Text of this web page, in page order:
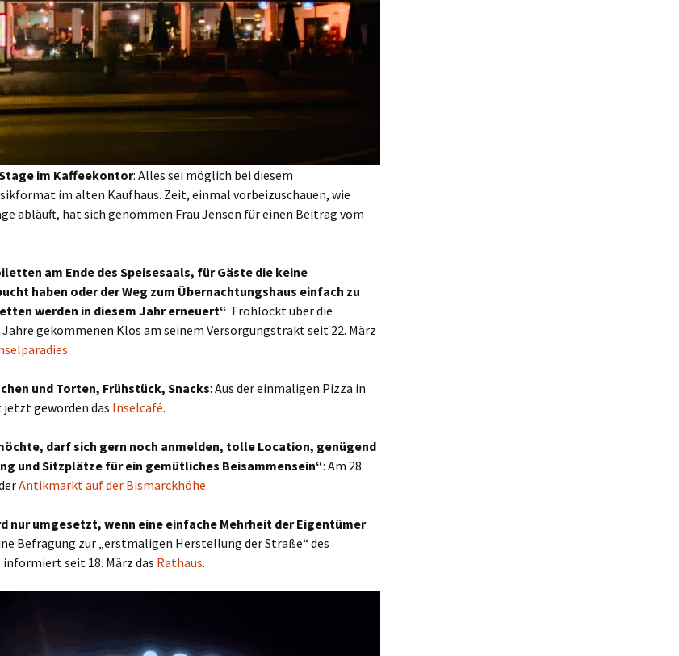
im Kaffeekontor: Alles sei möglich bei diesem
im alten Kaufhaus. Zeit, einmal vorbeizuschauen, wie
abläuft, hat sich genommen Frau Jensen für einen Beitrag vom
am Ende des Speisesaals, für Gäste die keine
haben oder der Weg zum Übernachtungshaus einfach zu
werden in diesem Jahr erneuert“: Frohlockt über die
Jahre gekommenen Klos am seinem Versorgungstrakt seit 22. März
.
und Torten, Frühstück, Snacks: Aus der einmaligen Pizza in
geworden das Inselcafé.
darf sich gern noch anmelden, tolle Location, genügend
und Sitzplätze für ein gemütliches Beisammensein“: Am 28.
Antikmarkt auf der Bismarckhöhe.
nur umgesetzt, wenn eine einfache Mehrheit der Eigentümer
Befragung zur „erstmaligen Herstellung der Straße“ des
seit 18. März das Rathaus.